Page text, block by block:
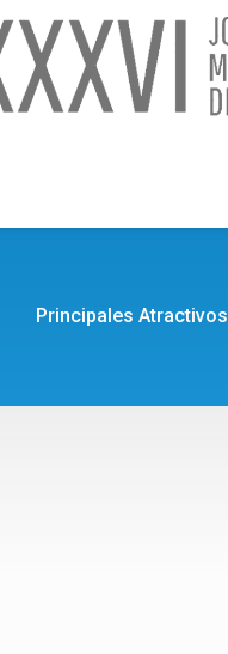
Principales Atractivos